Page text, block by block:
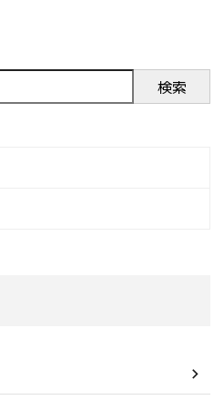
およもよ (@oyomoyoo) July
10, 2023
おはのび ...
検索